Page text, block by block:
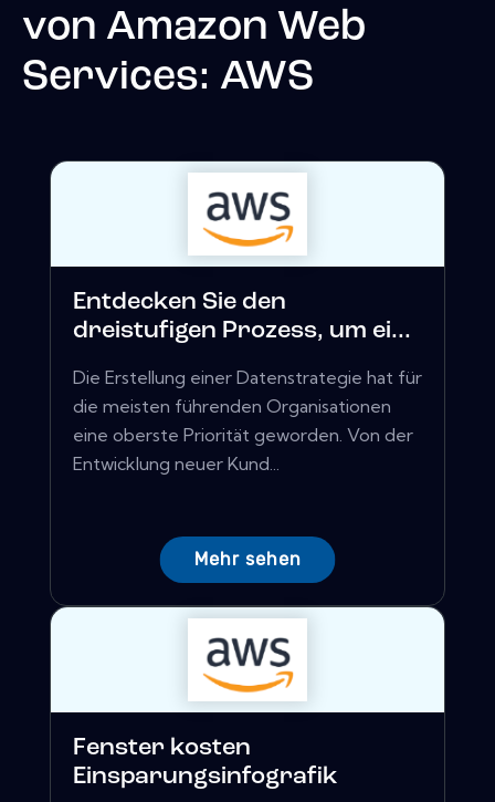
von Amazon Web
Services: AWS
Entdecken Sie den
dreistufigen Prozess, um ei...
Die Erstellung einer Datenstrategie hat für
die meisten führenden Organisationen
eine oberste Priorität geworden. Von der
Entwicklung neuer Kund...
Mehr sehen
Fenster kosten
Einsparungsinfografik